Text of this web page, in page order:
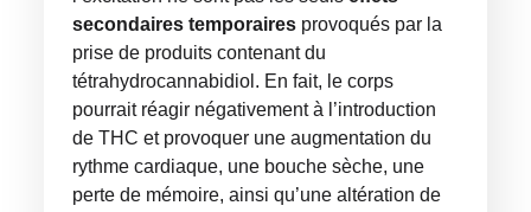
secondaires temporaires provoqués par la
prise de produits contenant du
tétrahydrocannabidiol. En fait, le corps
pourrait réagir négativement à l’introduction
de THC et provoquer une augmentation du
rythme cardiaque, une bouche sèche, une
perte de mémoire, ainsi qu’une altération de